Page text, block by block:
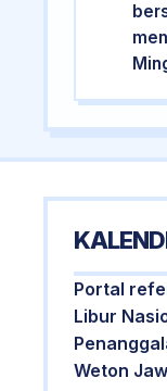
Portal
Libur
Weton